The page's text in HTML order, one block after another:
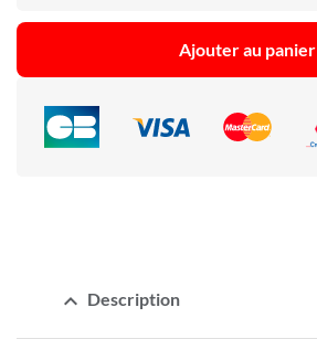
Ajouter au panier
expand_less Description